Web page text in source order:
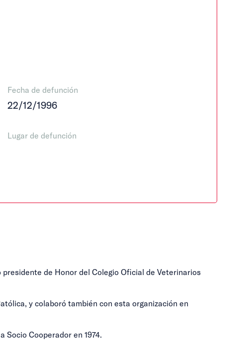
Fecha de defunción
22/12/1996
Lugar de defunción
de Honor del Colegio Oficial de Veterinarios
y colaboró también con esta organización en
Socio Cooperador en 1974.